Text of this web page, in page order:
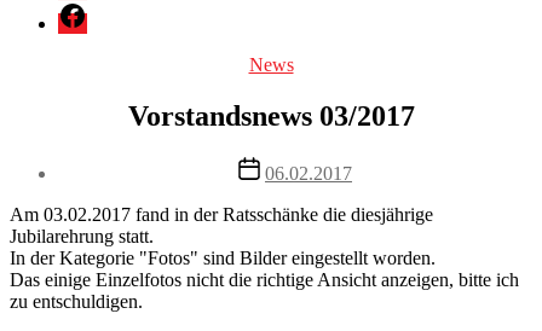
Facebook
Categories
News
Vorstandsnews 03/2017
Post
date
06.02.2017
Am 03.02.2017 fand in der Ratsschänke die diesjährige
Jubilarehrung statt.
In der Kategorie "Fotos" sind Bilder eingestellt worden.
Das einige Einzelfotos nicht die richtige Ansicht anzeigen, bitte ich
zu entschuldigen.